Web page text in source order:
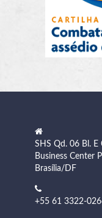
SHS Qd. 06 Bl. E
Business Center
Brasília/DF
+55 61 3322-